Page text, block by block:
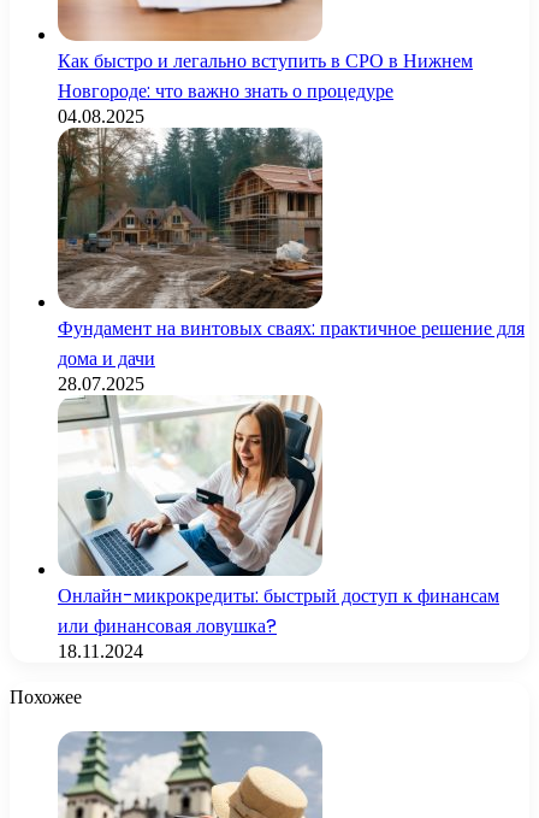
Как быстро и легально вступить в СРО в Нижнем
Новгороде: что важно знать о процедуре
04.08.2025
Фундамент на винтовых сваях: практичное решение для
дома и дачи
28.07.2025
Онлайн-микрокредиты: быстрый доступ к финансам
или финансовая ловушка?
18.11.2024
Похожее